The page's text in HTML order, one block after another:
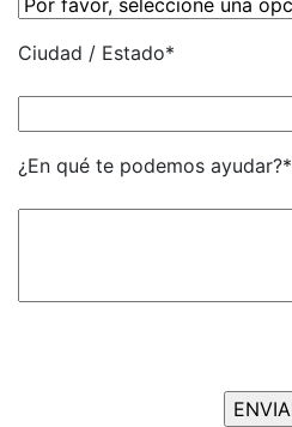
Ciudad / Estado*
¿En qué te podemos ayudar?*